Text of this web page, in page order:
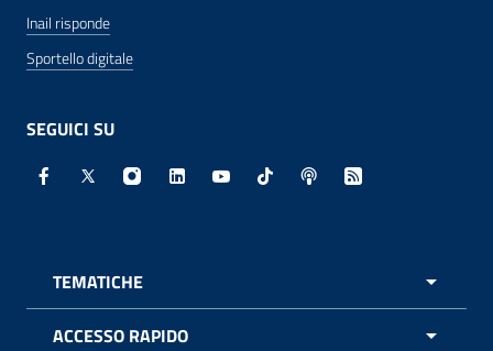
Inail risponde
Sportello digitale
SEGUICI SU
Facebook - Sito esterno - Apertura in nuova finestra
X - Sito esterno - Apertura in nuova finestra
Instagram - Sito esterno - Apertura in
Linkedin - Sito esterno - Apertura in
Youtube - Sito esterno -
TikTok - Sito esterno -
Spreaker - Sito
Feed RSS -
TEMATICHE
ACCESSO RAPIDO